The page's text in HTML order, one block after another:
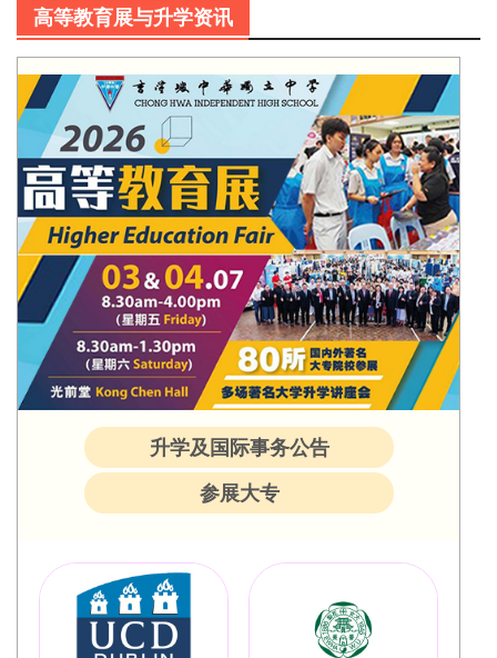
高等教育展与升学资讯
升学及国际事务公告
参展大专